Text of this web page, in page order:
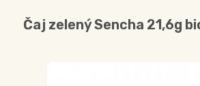
Čaj zelený Sencha 21,6g